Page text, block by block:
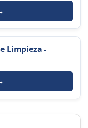
Limpieza -